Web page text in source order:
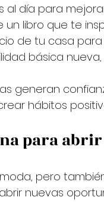
al día para
un libro que te
de tu casa
básica
generan
hábitos
para
pero
nuevas